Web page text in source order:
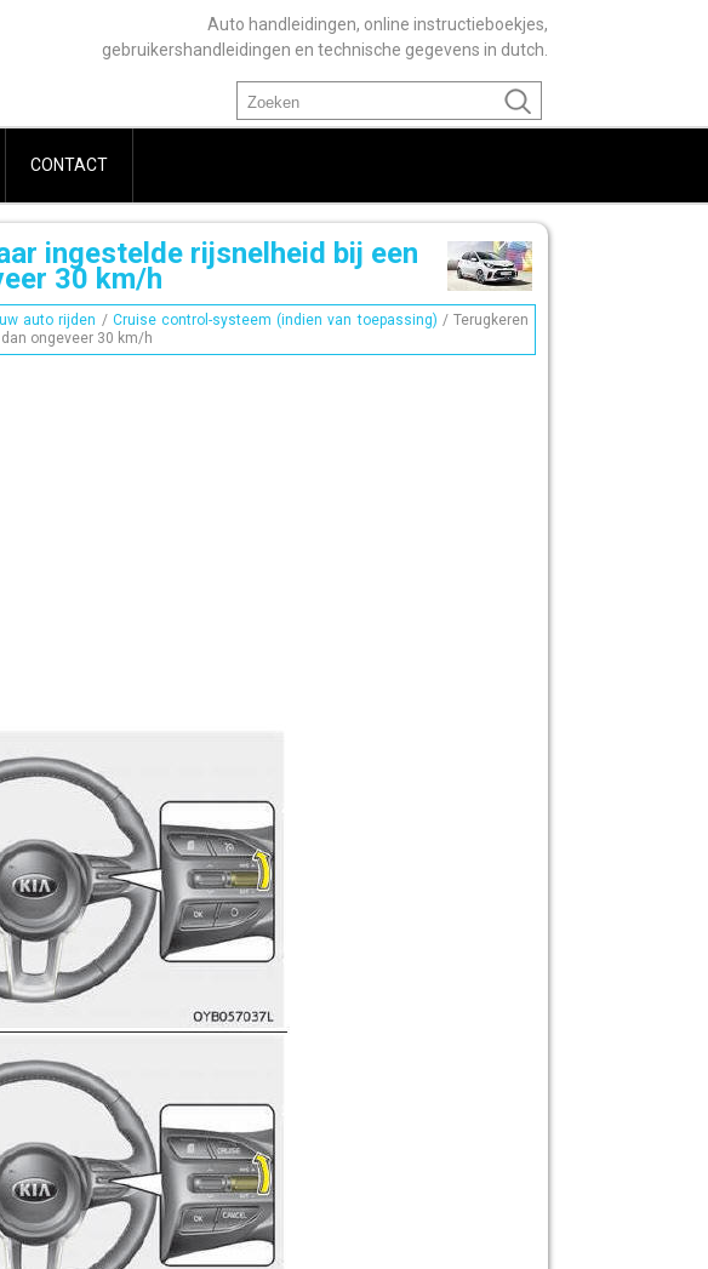
Auto handleidingen, online instructieboekjes,
gebruikershandleidingen en technische gegevens in dutch.
CONTACT
ingestelde rijsnelheid bij een
30 km/h
auto rijden / Cruise control-systeem (indien van toepassing) / Terugkeren
ongeveer 30 km/h